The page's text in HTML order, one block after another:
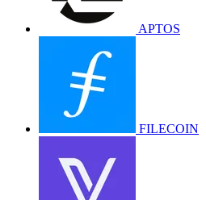
APTOS
FILECOIN